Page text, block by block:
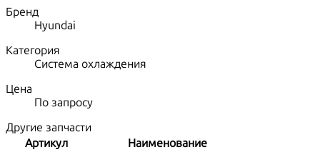
Бренд
Hyundai
Категория
Система охлаждения
Цена
По запросу
Другие запчасти
Артикул
Наименование